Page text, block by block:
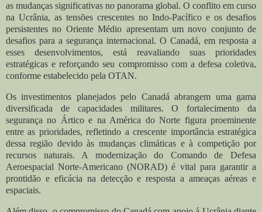
as mudanças significativas no panorama global. O conflito em curso
na Ucrânia, as tensões crescentes no Indo-Pacífico e os desafios
persistentes no Oriente Médio apresentam um novo conjunto de
desafios para a segurança internacional. O Canadá, em resposta a
esses desenvolvimentos, está reavaliando suas prioridades
estratégicas e reforçando seu compromisso com a defesa coletiva,
conforme estabelecido pela OTAN.
Os investimentos planejados pelo Canadá abrangem uma gama
diversificada de capacidades militares. O fortalecimento da
segurança no Ártico e na América do Norte figura proeminente
entre as prioridades, refletindo a crescente importância estratégica
dessa região devido às mudanças climáticas e à competição por
recursos naturais. A modernização do Comando de Defesa
Aeroespacial Norte-Americano (NORAD) é vital para garantir a
prontidão e eficácia na detecção e resposta a ameaças aéreas e
espaciais.